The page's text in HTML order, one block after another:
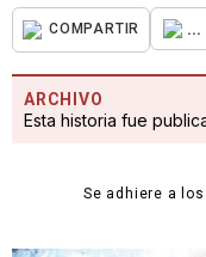
COMPARTIR ...
ARCHIVO
Esta historia fue
Se adhiere a